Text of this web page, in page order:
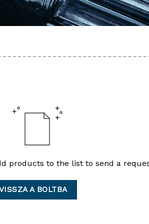
products to the list to send a
A BOLTBA